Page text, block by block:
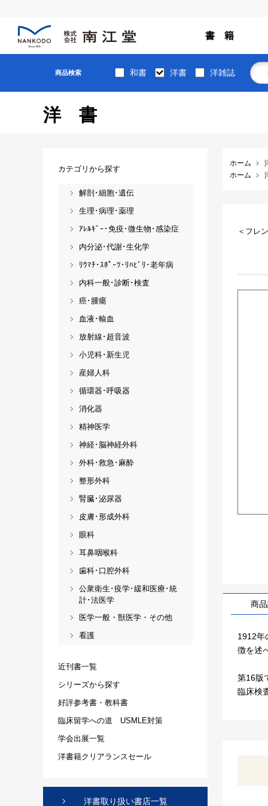
書 籍
商品検索 和書 洋書 洋雑誌
洋書
ホーム
ホーム
＜フレ
商
1912年
徴を述
第16版
臨床検
カテゴリから探す
解剖･細胞･遺伝
生理･病理･薬理
ｱﾚﾙｷﾞｰ･免疫･微生物･感染症
内分泌･代謝･生化学
ﾘｳﾏﾁ･ｽﾎﾟｰﾂ･ﾘﾊﾋﾞﾘ･老年病
内科一般･診断･検査
癌･腫瘍
血液･輸血
放射線･超音波
小児科･新生児
産婦人科
循環器･呼吸器
消化器
精神医学
神経･脳神経外科
外科･救急･麻酔
整形外科
腎臓･泌尿器
皮膚･形成外科
眼科
耳鼻咽喉科
歯科･口腔外科
公衆衛生･疫学･緩和医療･統
計･法医学
医学一般・獣医学・その他
看護
近刊書一覧
シリーズから探す
好評参考書・教科書
臨床留学への道 USMLE対策
学会出展一覧
洋書籍クリアランスセール
洋書取り扱い書店一覧